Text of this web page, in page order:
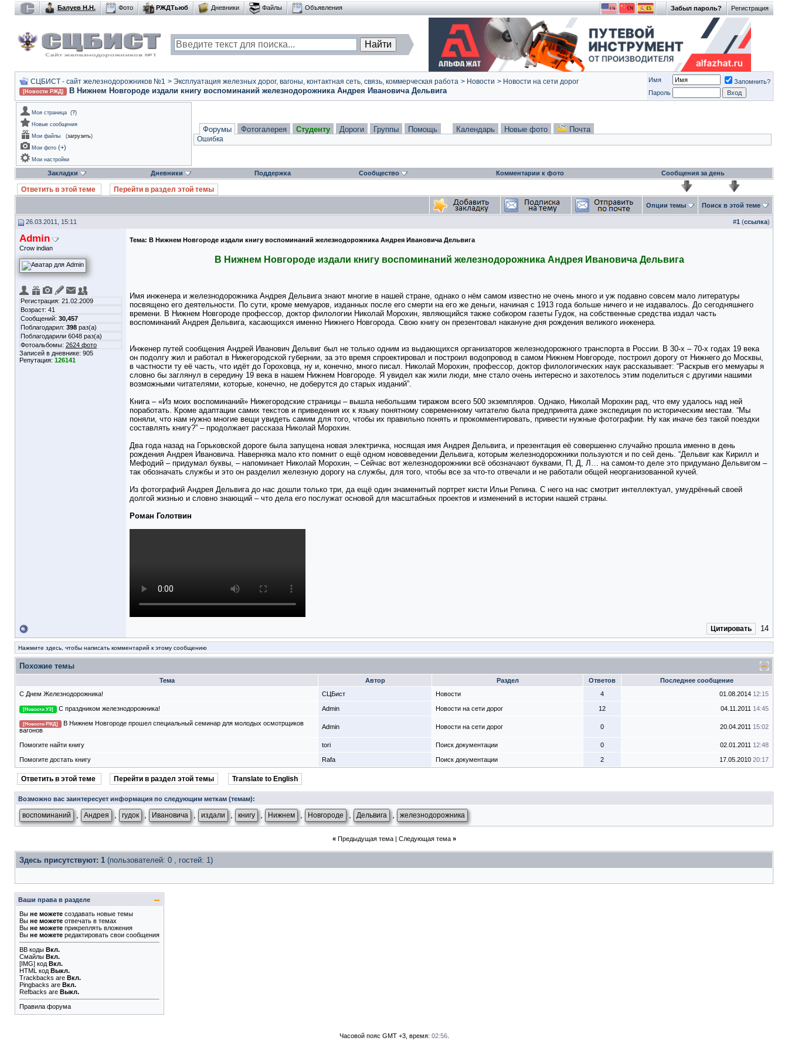
Регистрация
Забыл пароль?
Балуев Н.Н. Фото РЖДТьюб Дневники Файлы Объявления
СЦБИСТ - сайт железнодорожников №1 > Эксплуатация железных дорог, вагоны, контактная сеть, связь, коммерческая работа > Новости > Новости на сети дорог
[Новости РЖД] В Нижнем Новгороде издали книгу воспоминаний железнодорожника Андрея Ивановича Дельвига
Имя
Запомнить?
Пароль
Моя страница (?)
Новые сообщения
Мои файлы
(загрузить)
Мои фото (+)
Мои настройки
Форумы Фотогалерея Студенту Дороги Группы Помощь Календарь Новые фото Почта
Ошибка
Закладки Дневники Поддержка Сообщество Комментарии к фото Сообщения за день
Ответить в этой теме Перейти в раздел этой темы
Опции темы Поиск в этой теме
26.03.2011, 15:11 #1 (ссылка)
Admin
Crow indian
Регистрация: 21.02.2009
Возраст: 41
Сообщений: 30,457
Поблагодарил: 398 раз(а)
Поблагодарили 6048 раз(а)
Фотоальбомы: 2624 фото
Записей в дневнике: 905
Репутация: 126141
Тема: В Нижнем Новгороде издали книгу воспоминаний железнодорожника Андрея Ивановича Дельвига
В Нижнем Новгороде издали книгу воспоминаний железнодорожника Андрея Ивановича Дельвига
Имя инженера и железнодорожника Андрея Дельвига знают многие в нашей стране, однако о нём самом известно не очень много и уж подавно совсем мало литературы
посвящено его деятельности. По сути, кроме мемуаров, изданных после его смерти на его же деньги, начиная с 1913 года больше ничего и не издавалось. До сегодняшнего
времени. В Нижнем Новгороде профессор, доктор филологии Николай Морохин, являющийся также собкором газеты Гудок, на собственные средства издал часть
воспоминаний Андрея Дельвига, касающихся именно Нижнего Новгорода. Свою книгу он презентовал накануне дня рождения великого инженера.
Инженер путей сообщения Андрей Иванович Дельвиг был не только одним из выдающихся организаторов железнодорожного транспорта в России. В 30-х – 70-х годах 19 века
он подолгу жил и работал в Нижегородской губернии, за это время спроектировал и построил водопровод в самом Нижнем Новгороде, построил дорогу от Нижнего до Москвы,
в частности ту её часть, что идёт до Гороховца, ну и, конечно, много писал. Николай Морохин, профессор, доктор филологических наук рассказывает: “Раскрыв его мемуары я
словно бы заглянул в середину 19 века в нашем Нижнем Новгороде. Я увидел как жили люди, мне стало очень интересно и захотелось этим поделиться с другими нашими
возможными читателями, которые, конечно, не доберутся до старых изданий”.
Книга – «Из моих воспоминаний» Нижегородские страницы – вышла небольшим тиражом всего 500 экземпляров. Однако, Николай Морохин рад, что ему удалось над ней
поработать. Кроме адаптации самих текстов и приведения их к языку понятному современному читателю была предпринята даже экспедиция по историческим местам. “Мы
поняли, что нам нужно многие вещи увидеть самим для того, чтобы их правильно понять и прокомментировать, привести нужные фотографии. Ну как иначе без такой поездки
составлять книгу?” – продолжает рассказа Николай Морохин.
Два года назад на Горьковской дороге была запущена новая электричка, носящая имя Андрея Дельвига, и презентация её совершенно случайно прошла именно в день
рождения Андрея Ивановича. Наверняка мало кто помнит о ещё одном нововведении Дельвига, которым железнодорожники пользуются и по сей день. “Дельвиг как Кирилл и
Мефодий – придумал буквы, – напоминает Николай Морохин, – Сейчас вот железнодорожники всё обозначают буквами, П, Д, Л… на самом-то деле это придумано Дельвигом –
так обозначать службы и это он разделил железную дорогу на службы, для того, чтобы все за что-то отвечали и не работали общей неорганизованной кучей.
Из фотографий Андрея Дельвига до нас дошли только три, да ещё один знаменитый портрет кисти Ильи Репина. С него на нас смотрит интеллектуал, умудрённый своей
долгой жизнью и словно знающий – что дела его послужат основой для масштабных проектов и изменений в истории нашей страны.
Роман Голотвин
Цитировать 14
Нажмите здесь, чтобы написать комментарий к этому сообщению
Похожие темы
Тема Автор Раздел Ответов
Последнее сообщение
С Днем Железнодорожника!
СЦБист Новости 4 01.08.2014 12:15
[Новости УЗ] С праздником железнодорожника! Admin Новости на сети дорог 12 04.11.2011 14:45
[Новости РЖД]
В Нижнем Новгороде прошел специальный семинар для молодых осмотрщиков
вагонов
Admin Новости на сети дорог 0 20.04.2011 15:02
Помогите найти книгу tori Поиск документации 0 02.01.2011 12:48
Помогите достать книгу Rafa Поиск документации 2 17.05.2010 20:17
Ответить в этой теме Перейти в раздел этой темы Translate to English
Возможно вас заинтересует информация по следующим меткам (темам):
воспоминаний Андрея гудок Ивановича издали книгу Нижнем Новгороде Дельвига железнодорожника
« Предыдущая тема| Следующая тема »
Здесь присутствуют: 1 (пользователей: 0 , гостей: 1)
Ваши права в разделе
Вы не можете создавать новые темы
Вы не можете отвечать в темах
Вы не можете прикреплять вложения
Вы не можете редактировать свои сообщения
BB коды Вкл.
Смайлы Вкл.
[IMG] код Вкл.
HTML код Выкл.
Trackbacks are Вкл.
Pingbacks are Вкл.
Refbacks are Выкл.
Правила форума
Часовой пояс GMT +3, время: 02:56.